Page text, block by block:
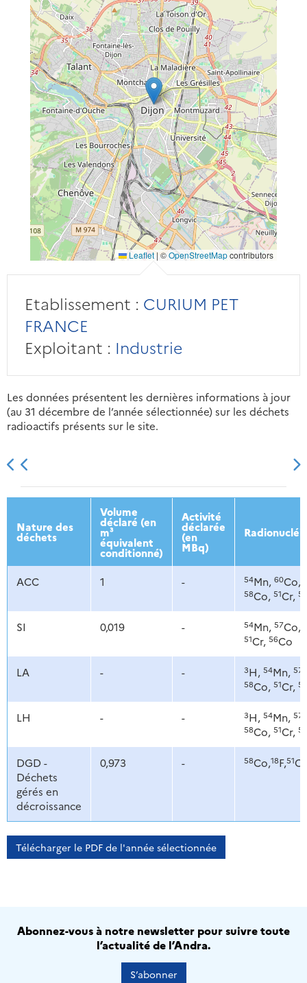
Leaflet|©OpenStreetMapcontributors
Etablissement : CURIUM PET
FRANCE
Exploitant : Industrie
Les données présentent les dernières informations à jour
(au 31 décembre de l’année sélectionnée) sur les déchets
radioactifs présents sur le site.
2013 2014 2015 2016
Nature des
déchets
Volume
déclaré (en
m³
équivalent
conditionné)
Activité
déclarée
(en
MBq)
ACC 1 - 54Mn, 60Co,
58Co, 51Cr, 56
SI 0,019 - 54Mn, 57Co,
51Cr, 56Co
LA - - 3H, 54Mn, 57
58Co, 51Cr, 56
LH - - 3H, 54Mn, 57
58Co, 51Cr, 56
DGD -
Déchets
gérés en
décroissance
0,973 - 58Co,18F,51
Télécharger le PDF de l'année sélectionnée
Abonnez-vous à notre newsletter pour suivre toute
l’actualité de l’Andra.
S’abonner